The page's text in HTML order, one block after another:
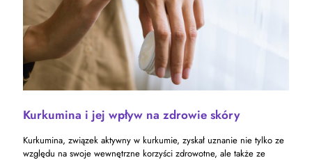
Kurkumina i jej wpływ na zdrowie skóry
Kurkumina, związek aktywny w kurkumie, zyskał uznanie nie tylko ze
względu na swoje wewnętrzne korzyści zdrowotne, ale także ze